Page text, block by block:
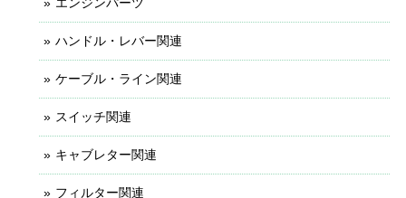
ハンドル・レバー関連
ケーブル・ライン関連
スイッチ関連
キャブレター関連
フィルター関連